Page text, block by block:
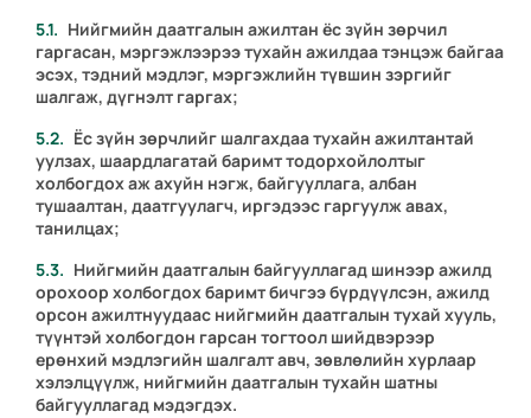
Нийгмийн даатгалын ажилтан ёс зүйн зөрчил
гаргасан, мэргэжлээрээ тухайн ажилдаа тэнцэж байгаа
эсэх, тэдний мэдлэг, мэргэжлийн түвшин зэргийг
шалгаж, дүгнэлт гаргах;
Ёс зүйн зөрчлийг шалгахдаа тухайн ажилтантай
уулзах, шаардлагатай баримт тодорхойлолтыг
холбогдох аж ахуйн нэгж, байгууллага, албан
тушаалтан, даатгуулагч, иргэдээс гаргуулж авах,
танилцах;
Нийгмийн даатгалын байгууллагад шинээр ажилд
орохоор холбогдох баримт бичгээ бүрдүүлсэн, ажилд
орсон ажилтнуудаас нийгмийн даатгалын тухай хууль,
түүнтэй холбогдон гарсан тогтоол шийдвэрээр
ерөнхий мэдлэгийн шалгалт авч, зөвлөлийн хурлаар
хэлэлцүүлж, нийгмийн даатгалын тухайн шатны
байгууллагад мэдэгдэх.